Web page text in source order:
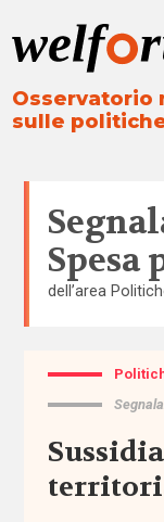
Osservatorio
sulle
Spesa
dell’area
Tutto
Altre